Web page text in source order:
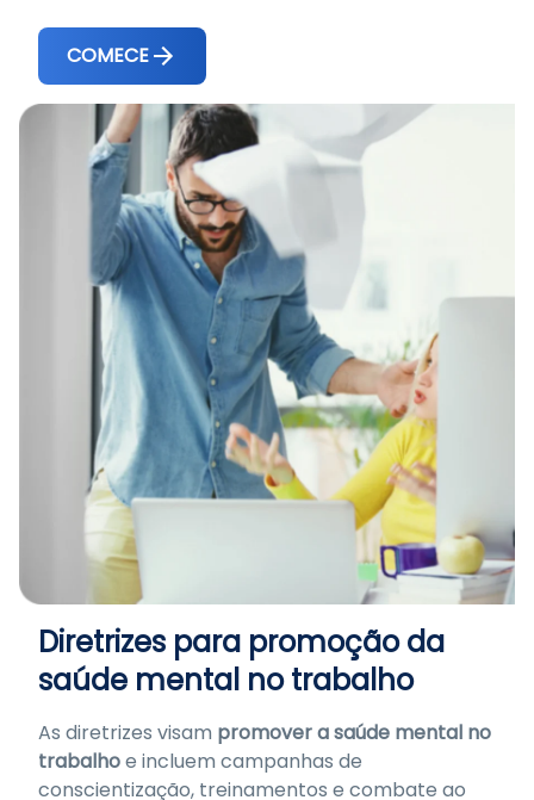
COMECE
Diretrizes para promoção da
saúde mental no trabalho
As diretrizes visam promover a saúde mental no
trabalhoe incluem campanhas de
conscientização, treinamentos e combate ao